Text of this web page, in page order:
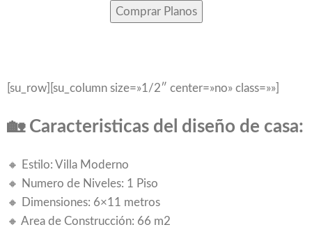
Comprar Planos
[su_row][su_column size=»1/2″ center=»no» class=»»]
🏡 Caracteristicas del diseño de casa:
🔸 Estilo: Villa Moderno
🔸 Numero de Niveles: 1 Piso
🔸 Dimensiones: 6×11 metros
🔸 Area de Construcción: 66 m2